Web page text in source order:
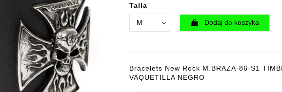
Talla
Dodaj do koszyka
Bracelets New Rock M.BRAZA-86-S1
VAQUETILLA NEGRO